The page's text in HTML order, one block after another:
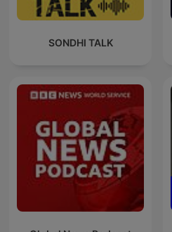
SONDHI TALK